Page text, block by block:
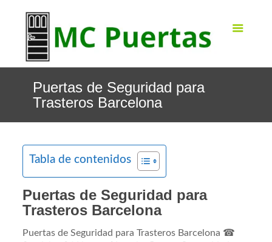
Puertas de Seguridad para
Trasteros Barcelona
Tabla de contenidos
Puertas de Seguridad para
Trasteros Barcelona
Puertas de Seguridad para Trasteros Barcelona ☎